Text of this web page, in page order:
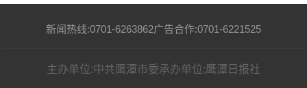
新闻热线:0701-6263862广告合作:0701-6221525
主办单位:中共鹰潭市委承办单位:鹰潭日报社